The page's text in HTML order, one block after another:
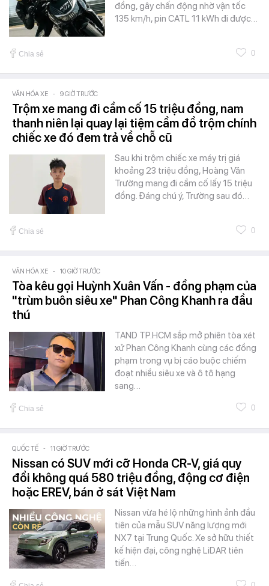
đồng, gây chấn động nhờ vận tốc
135 km/h, pin CATL 11 kWh đi được…
Chia sẻ 0
VĂN HÓA XE - 9 GIỜ TRƯỚC
Trộm xe mang đi cầm cố 15 triệu đồng, nam
thanh niên lại quay lại tiệm cầm đồ trộm chính
chiếc xe đó đem trả về chỗ cũ
Sau khi trộm chiếc xe máy trị giá
khoảng 23 triệu đồng, Hoàng Văn
Trường mang đi cầm cố lấy 15 triệu
đồng. Đáng chú ý, Trường sau đó…
Chia sẻ 0
VĂN HÓA XE - 10 GIỜ TRƯỚC
Tòa kêu gọi Huỳnh Xuân Vấn - đồng phạm của
"trùm buôn siêu xe" Phan Công Khanh ra đầu
thú
TAND TP.HCM sắp mở phiên tòa xét
xử Phan Công Khanh cùng các đồng
phạm trong vụ bị cáo buộc chiếm
đoạt nhiều siêu xe và ô tô hạng
sang…
Chia sẻ 0
QUỐC TẾ - 11 GIỜ TRƯỚC
Nissan có SUV mới cỡ Honda CR-V, giá quy
đổi không quá 580 triệu đồng, động cơ điện
hoặc EREV, bán ở sát Việt Nam
Nissan vừa hé lộ những hình ảnh đầu
tiên của mẫu SUV năng lượng mới
NX7 tại Trung Quốc. Xe sở hữu thiết
kế hiện đại, công nghệ LiDAR tiên
tiến…